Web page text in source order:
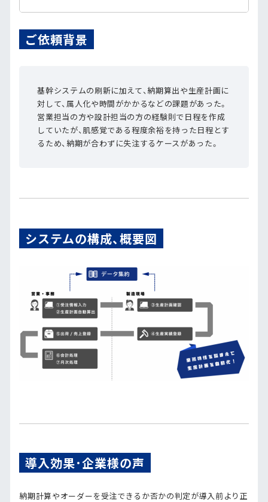
ご依頼背景
基幹システムの刷新に加えて、納期算出や生産計画に
対して、属人化や時間がかかるなどの課題があった。
営業担当の方や設計担当の方の経験則で日程を作成
していたが、肌感覚である程度余裕を持った日程とす
るため、納期が合わずに失注するケースがあった。
システムの構成、概要図
導入効果･企業様の声
納期計算やオーダーを受注できるか否かの判定が導入前より正